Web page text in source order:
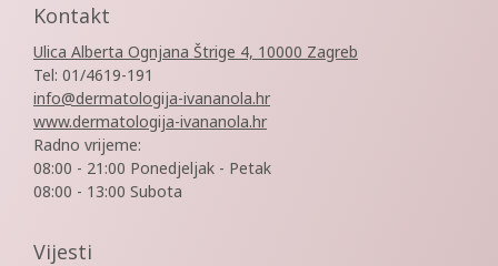
Kontakt
Ulica Alberta Ognjana Štrige 4, 10000 Zagreb
Tel: 01/4619-191
info@dermatologija-ivananola.hr
www.dermatologija-ivananola.hr
Radno vrijeme:
08:00 - 21:00 Ponedjeljak - Petak
08:00 - 13:00 Subota
Vijesti